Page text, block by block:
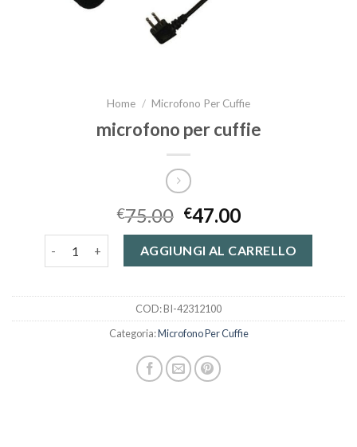
Home / Microfono Per Cuffie
microfono per cuffie
€75.00 €47.00
microfono per cuffie quantitàAGGIUNGI AL CARRELLO
COD:BI-42312100
Categoria:Microfono Per Cuffie